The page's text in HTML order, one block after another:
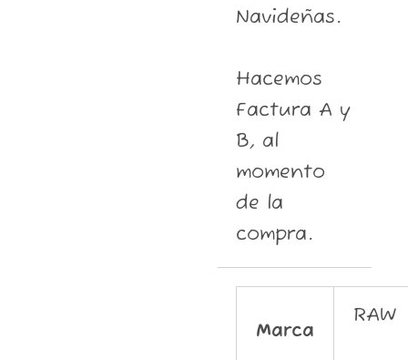
Navideñas.
Hacemos
Factura A y
B, al
momento
de la
compra.
Marca
RAW